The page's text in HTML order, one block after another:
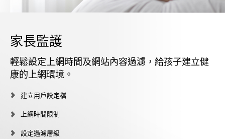
家長監護
輕鬆設定上網時間及網站內容過濾，給孩子建立健
康的上網環境。
建立用戶設定檔
上網時間限制
設定過濾層級